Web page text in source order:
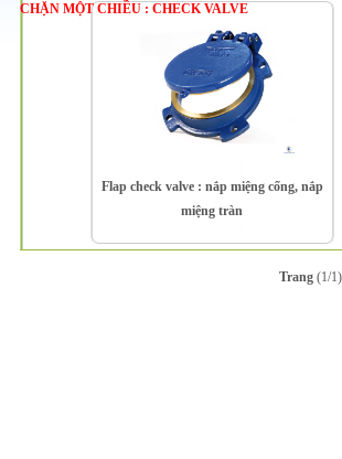
CHẶN MỘT CHIỀU : CHECK VALVE
Flap check valve : nắp miệng cống, nắp
miệng tràn
Trang (1/